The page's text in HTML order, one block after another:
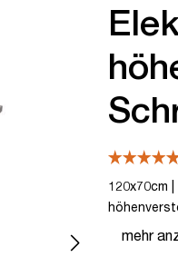
120x70cm
mehr